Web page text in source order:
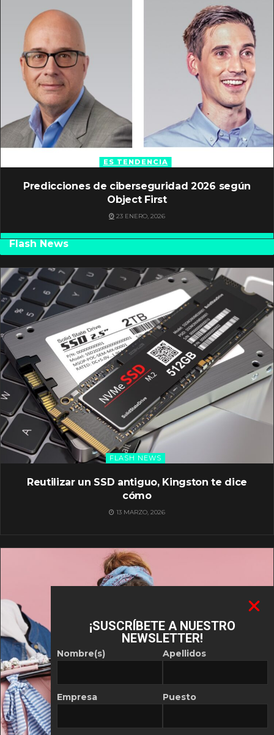
ES TENDENCIA
Predicciones de ciberseguridad 2026 según
Object First
23 ENERO, 2026
Flash News
FLASH NEWS
Reutilizar un SSD antiguo, Kingston te dice
cómo
13 MARZO, 2026
¡SUSCRÍBETE A NUESTRO
NEWSLETTER!
Nombre(s)
Empresa
Apellidos
Puesto